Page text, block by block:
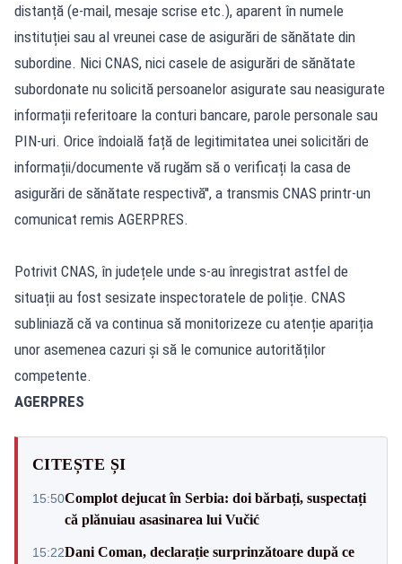
distanță (e-mail, mesaje scrise etc.), aparent în numele
instituției sau al vreunei case de asigurări de sănătate din
subordine. Nici CNAS, nici casele de asigurări de sănătate
subordonate nu solicită persoanelor asigurate sau neasigurate
informații referitoare la conturi bancare, parole personale sau
PIN-uri. Orice îndoială față de legitimitatea unei solicitări de
informații/documente vă rugăm să o verificați la casa de
asigurări de sănătate respectivă'', a transmis CNAS printr-un
comunicat remis AGERPRES.
Potrivit CNAS, în județele unde s-au înregistrat astfel de
situații au fost sesizate inspectoratele de poliție. CNAS
subliniază că va continua să monitorizeze cu atenție apariția
unor asemenea cazuri și să le comunice autorităților
competente.
AGERPRES
CITEȘTE ȘI
15:50Complot dejucat în Serbia: doi bărbați, suspectați
că plănuiau asasinarea lui Vučić
15:22Dani Coman, declarație surprinzătoare după ce